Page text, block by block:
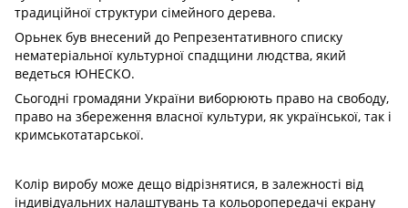
традиційної структури сімейного дерева.
Орьнек був внесений до Репрезентативного списку
нематеріальної культурної спадщини людства, який
ведеться ЮНЕСКО.
Сьогодні громадяни України виборюють право на свободу,
право на збереження власної культури, як української, так і
кримськотатарської.
Колір виробу може дещо відрізнятися, в залежності від
індивідуальних налаштувань та кольоропередачі екрану